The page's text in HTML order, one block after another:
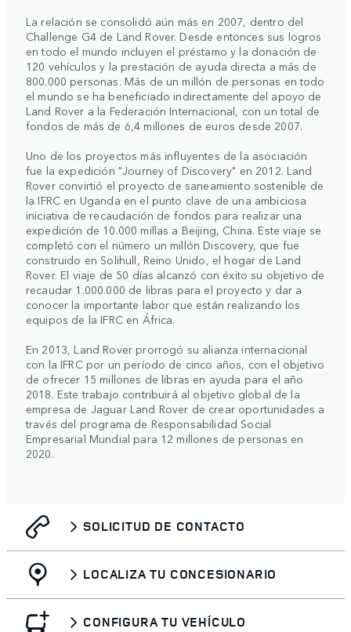
La relación se consolidó aún más en 2007, dentro del
Challenge G4 de Land Rover. Desde entonces sus logros
en todo el mundo incluyen el préstamo y la donación de
120 vehículos y la prestación de ayuda directa a más de
800.000 personas. Más de un millón de personas en todo
el mundo se ha beneficiado indirectamente del apoyo de
Land Rover a la Federación Internacional, con un total de
fondos de más de 6,4 millones de euros desde 2007.
Uno de los proyectos más influyentes de la asociación
fue la expedición "Journey of Discovery" en 2012. Land
Rover convirtió el proyecto de saneamiento sostenible de
la IFRC en Uganda en el punto clave de una ambiciosa
iniciativa de recaudación de fondos para realizar una
expedición de 10.000 millas a Beijing, China. Este viaje se
completó con el número un millón Discovery, que fue
construido en Solihull, Reino Unido, el hogar de Land
Rover. El viaje de 50 días alcanzó con éxito su objetivo de
recaudar 1.000.000 de libras para el proyecto y dar a
conocer la importante labor que están realizando los
equipos de la IFRC en África.
En 2013, Land Rover prorrogó su alianza internacional
con la IFRC por un período de cinco años, con el objetivo
de ofrecer 15 millones de libras en ayuda para el año
2018. Este trabajo contribuirá al objetivo global de la
empresa de Jaguar Land Rover de crear oportunidades a
través del programa de Responsabilidad Social
Empresarial Mundial para 12 millones de personas en
2020.
SOLICITUD DE CONTACTO
LOCALIZA TU CONCESIONARIO
CONFIGURA TU VEHÍCULO